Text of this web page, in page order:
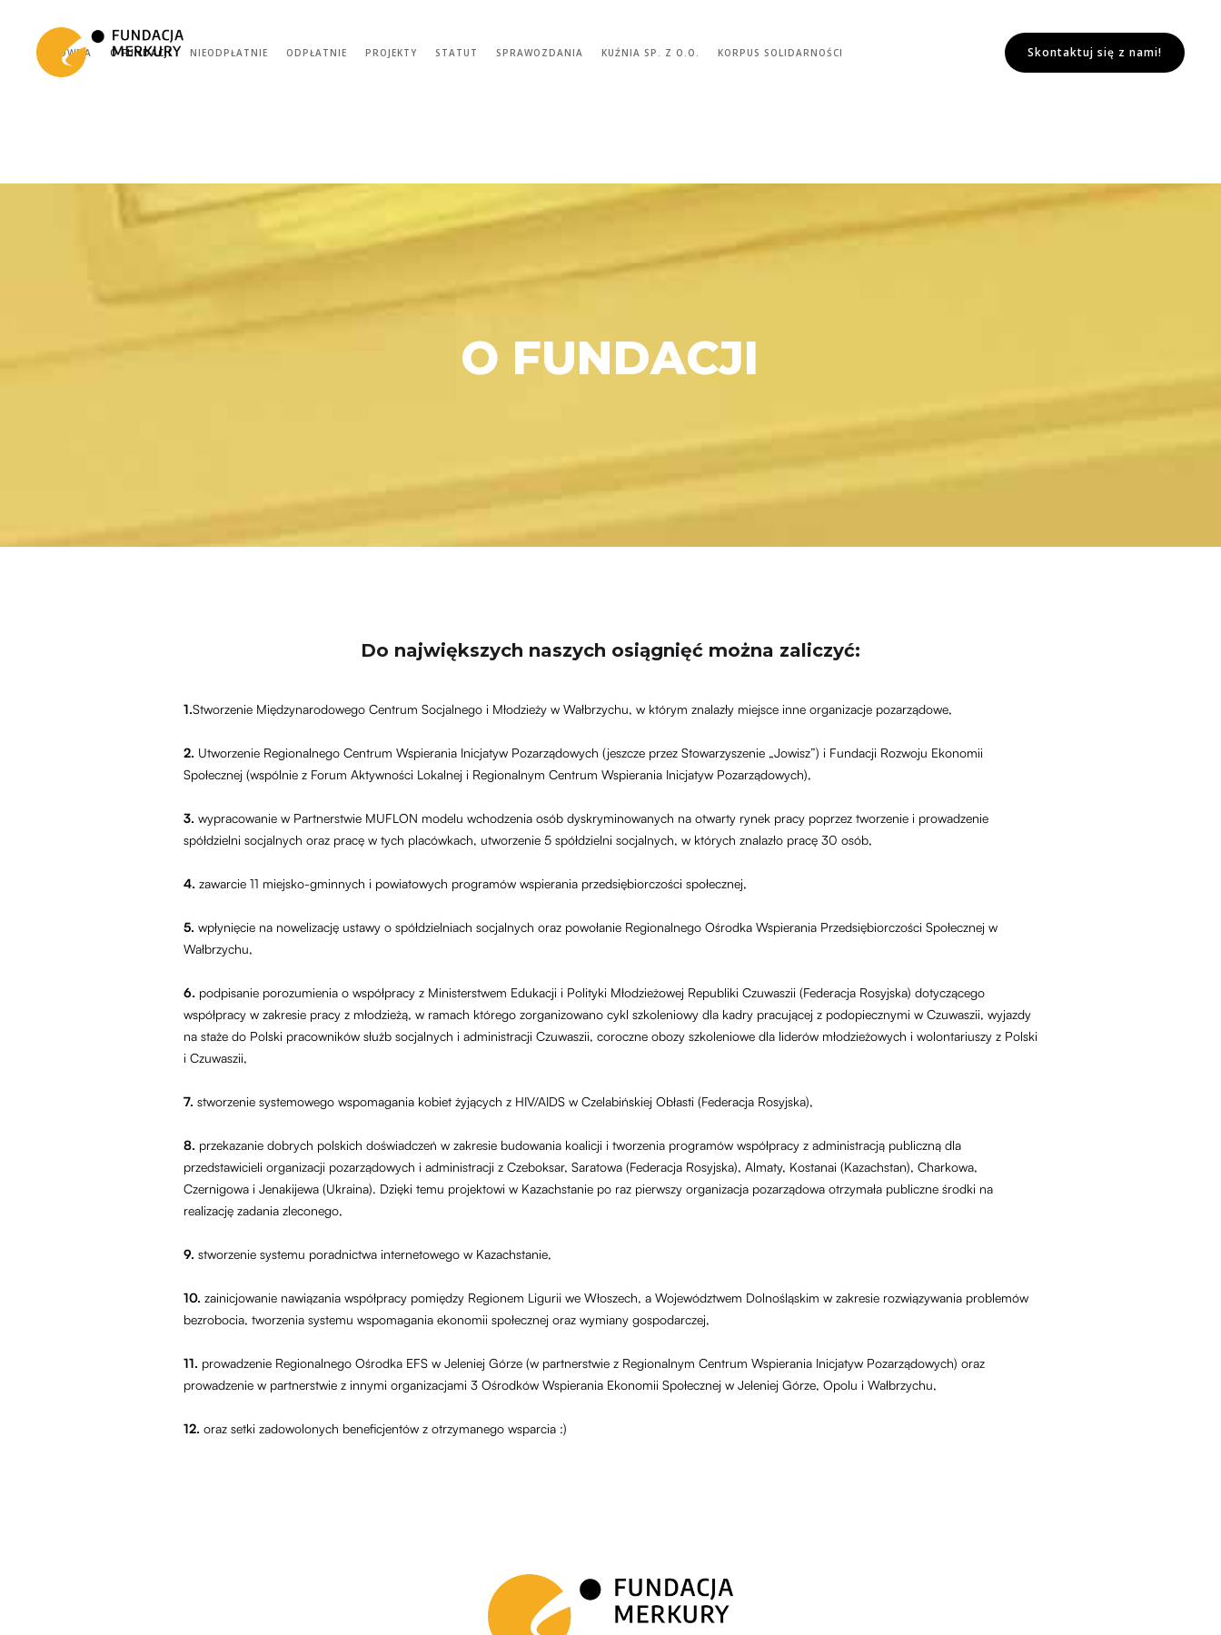
GŁÓWNA O FUNDACJI NIEODPŁATNIE ODPŁATNIE PROJEKTY STATUT SPRAWOZDANIA KUŹNIA SP. Z O.O. KORPUS SOLIDARNOŚCI Skontaktuj się z nami!
O FUNDACJI
Do największych naszych osiągnięć można zaliczyć:
1.Stworzenie Międzynarodowego Centrum Socjalnego i Młodzieży w Wałbrzychu, w którym znalazły miejsce inne organizacje pozarządowe,
2. Utworzenie Regionalnego Centrum Wspierania Inicjatyw Pozarządowych (jeszcze przez Stowarzyszenie „Jowisz”) i Fundacji Rozwoju Ekonomii
Społecznej (wspólnie z Forum Aktywności Lokalnej i Regionalnym Centrum Wspierania Inicjatyw Pozarządowych),
3. wypracowanie w Partnerstwie MUFLON modelu wchodzenia osób dyskryminowanych na otwarty rynek pracy poprzez tworzenie i prowadzenie
spółdzielni socjalnych oraz pracę w tych placówkach, utworzenie 5 spółdzielni socjalnych, w których znalazło pracę 30 osób,
4. zawarcie 11 miejsko-gminnych i powiatowych programów wspierania przedsiębiorczości społecznej,
5. wpłynięcie na nowelizację ustawy o spółdzielniach socjalnych oraz powołanie Regionalnego Ośrodka Wspierania Przedsiębiorczości Społecznej w
Wałbrzychu,
6. podpisanie porozumienia o współpracy z Ministerstwem Edukacji i Polityki Młodzieżowej Republiki Czuwaszii (Federacja Rosyjska) dotyczącego
współpracy w zakresie pracy z młodzieżą, w ramach którego zorganizowano cykl szkoleniowy dla kadry pracującej z podopiecznymi w Czuwaszii, wyjazdy
na staże do Polski pracowników służb socjalnych i administracji Czuwaszii, coroczne obozy szkoleniowe dla liderów młodzieżowych i wolontariuszy z Polski
i Czuwaszii,
7. stworzenie systemowego wspomagania kobiet żyjących z HIV/AIDS w Czelabińskiej Obłasti (Federacja Rosyjska),
8. przekazanie dobrych polskich doświadczeń w zakresie budowania koalicji i tworzenia programów współpracy z administracją publiczną dla
przedstawicieli organizacji pozarządowych i administracji z Czeboksar, Saratowa (Federacja Rosyjska), Almaty, Kostanai (Kazachstan), Charkowa,
Czernigowa i Jenakijewa (Ukraina). Dzięki temu projektowi w Kazachstanie po raz pierwszy organizacja pozarządowa otrzymała publiczne środki na
realizację zadania zleconego,
9. stworzenie systemu poradnictwa internetowego w Kazachstanie,
10. zainicjowanie nawiązania współpracy pomiędzy Regionem Ligurii we Włoszech, a Województwem Dolnośląskim w zakresie rozwiązywania problemów
bezrobocia, tworzenia systemu wspomagania ekonomii społecznej oraz wymiany gospodarczej,
11. prowadzenie Regionalnego Ośrodka EFS w Jeleniej Górze (w partnerstwie z Regionalnym Centrum Wspierania Inicjatyw Pozarządowych) oraz
prowadzenie w partnerstwie z innymi organizacjami 3 Ośrodków Wspierania Ekonomii Społecznej w Jeleniej Górze, Opolu i Wałbrzychu,
12. oraz setki zadowolonych beneficjentów z otrzymanego wsparcia :)